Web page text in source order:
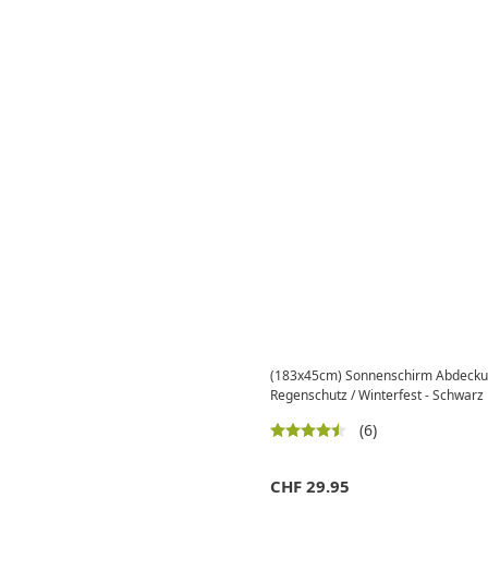
(183x45cm) Sonnenschirm
Regenschutz / Winterfest - Schwarz
(6)
CHF 29.95